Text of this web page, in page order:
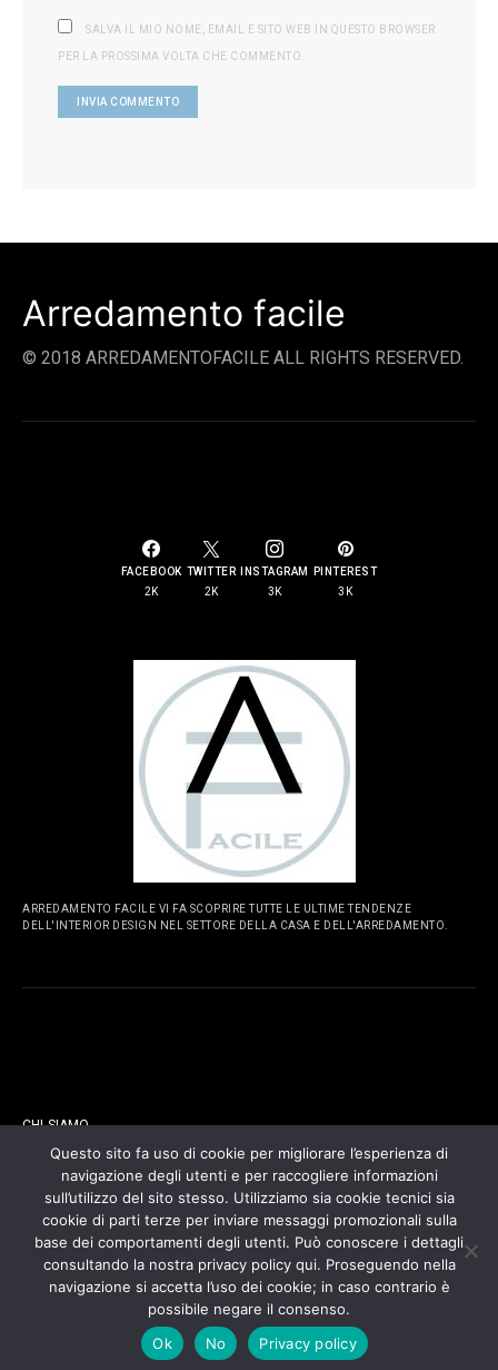
SALVA IL MIO NOME, EMAIL E SITO WEB IN QUESTO BROWSER
PER LA PROSSIMA VOLTA CHE COMMENTO.
Arredamento facile
© 2018 ARREDAMENTOFACILE ALL RIGHTS RESERVED.
FACEBOOK
2K
TWITTER
2K
INSTAGRAM
3K
PINTEREST
3K
ARREDAMENTO FACILE VI FA SCOPRIRE TUTTE LE ULTIME TENDENZE
DELL'INTERIOR DESIGN NEL SETTORE DELLA CASA E DELL'ARREDAMENTO.
CHI SIAMO
CONTATTI
COOKIES POLICY
PRIVACY POLICY
Questo sito fa uso di cookie per migliorare l’esperienza di
navigazione degli utenti e per raccogliere informazioni
sull’utilizzo del sito stesso. Utilizziamo sia cookie tecnici sia
cookie di parti terze per inviare messaggi promozionali sulla
base dei comportamenti degli utenti. Può conoscere i dettagli
consultando la nostra privacy policy qui. Proseguendo nella
navigazione si accetta l’uso dei cookie; in caso contrario è
possibile negare il consenso.
Ok
No Privacy policy